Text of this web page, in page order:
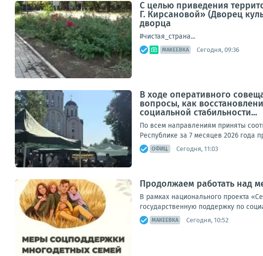
С целью приведения
Г. Кирсановой» (Дворец
дворца
#чистая_страна...
МАКЕЕВКА Сегодня, 09:36
В ходе оперативного
вопросы, как
социальной стабильности...
По всем направлениям приняты
Республике за 7 месяцев 2026 года
ОФИЦ. Сегодня, 11:03
Продолжаем работать над
В рамках национального проекта
государственную поддержку по
МАКЕЕВКА Сегодня, 10:52